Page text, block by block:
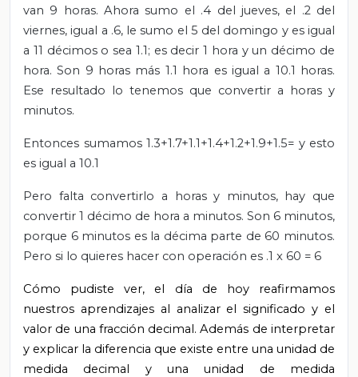
van 9 horas. Ahora sumo el .4 del jueves, el .2 del
viernes, igual a .6, le sumo el 5 del domingo y es igual
a 11 décimos o sea 1.1; es decir 1 hora y un décimo de
hora. Son 9 horas más 1.1 hora es igual a 10.1 horas.
Ese resultado lo tenemos que convertir a horas y
minutos.
Entonces sumamos 1.3+1.7+1.1+1.4+1.2+1.9+1.5= y esto
es igual a 10.1
Pero falta convertirlo a horas y minutos, hay que
convertir 1 décimo de hora a minutos. Son 6 minutos,
porque 6 minutos es la décima parte de 60 minutos.
Pero si lo quieres hacer con operación es .1 x 60 = 6
Cómo pudiste ver, el día de hoy reafirmamos
nuestros aprendizajes al analizar el significado y el
valor de una fracción decimal. Además de interpretar
y explicar la diferencia que existe entre una unidad de
medida decimal y una unidad de medida